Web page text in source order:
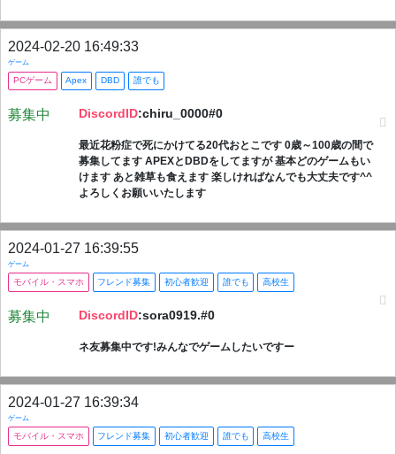
2024-02-20 16:49:33
ゲーム
PCゲーム Apex DBD 誰でも
募集中 DiscordID:chiru_0000#0
最近花粉症で死にかけてる20代おとこです 0歳～100歳の間で
募集してます APEXとDBDをしてますが 基本どのゲームもい
けます あと雑草も食えます 楽しければなんでも大丈夫です^^
よろしくお願いいたします
2024-01-27 16:39:55
ゲーム
モバイル・スマホ フレンド募集 初心者歓迎 誰でも 高校生
募集中 DiscordID:sora0919.#0
ネ友募集中です!みんなでゲームしたいですー
2024-01-27 16:39:34
ゲーム
モバイル・スマホ フレンド募集 初心者歓迎 誰でも 高校生